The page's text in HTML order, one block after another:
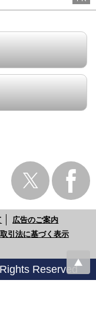
広告のご案内
引法に基づく表示
Reserved